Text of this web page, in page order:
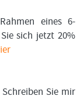
eines 6-
sich jetzt 20%
Sie mir